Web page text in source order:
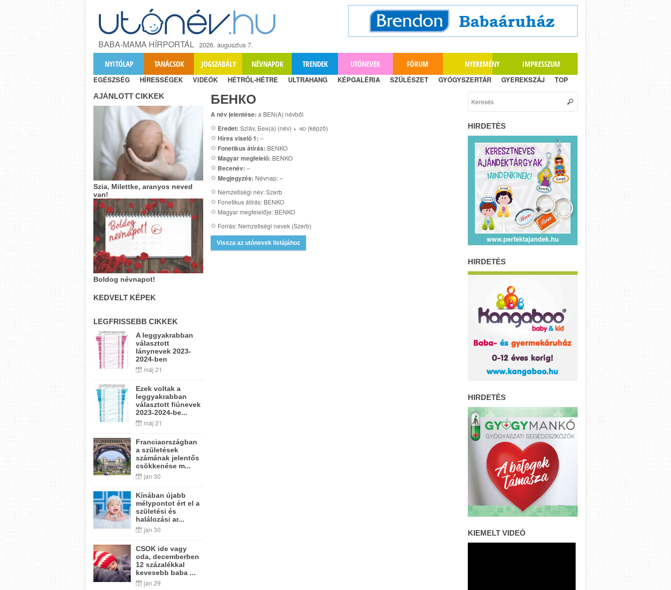
BABA-MAMA HÍRPORTÁL 2026. augusztus 7.
NYITÓLAP TANÁCSOK JOGSZABÁLY NÉVNAPOK TRENDEK UTÓNEVEK FÓRUM NYEREMÉNY IMPRESSZUM
EGÉSZSÉG HÍRESSÉGEK VIDEÓK HÉTRŐL-HÉTRE ULTRAHANG KÉPGALÉRIA SZÜLÉSZET GYÓGYSZERTÁR GYEREKSZÁJ TOP
БЕНКО
A név jelentése: a BEN(A) névből
Eredet: Szláv, Бен(а) (név) + -ко (képző)
Híres viselő 1: –
Fonetikus átírás: BENKO
Magyar megfelelő: BENKO
Becenév: –
Megjegyzés: Névnap: –
Nemzetiségi név: Szerb
Fonetikus átírás: BENKO
Magyar megfelelője: BENKO
Forrás: Nemzetiségi nevek (Szerb)
Vissza az utónevek listájához
AJÁNLOTT CIKKEK
Szia, Milettke, aranyos neved
van!
Boldog névnapot!
KEDVELT KÉPEK
LEGFRISSEBB CIKKEK
A leggyakrabban
választott
lánynevek 2023-
2024-ben
máj 21
Ezek voltak a
leggyakrabban
választott fiúnevek
2023-2024-be...
máj 21
Franciaországban
a születések
számának jelentős
csökkenése m...
jan 30
Kínában újabb
mélypontot ért el a
születési és
halálozási ar...
jan 30
CSOK ide vagy
oda, decemberben
12 százalékkal
kevesebb baba ...
jan 29
HIRDETÉS
HIRDETÉS
HIRDETÉS
KIEMELT VIDEÓ